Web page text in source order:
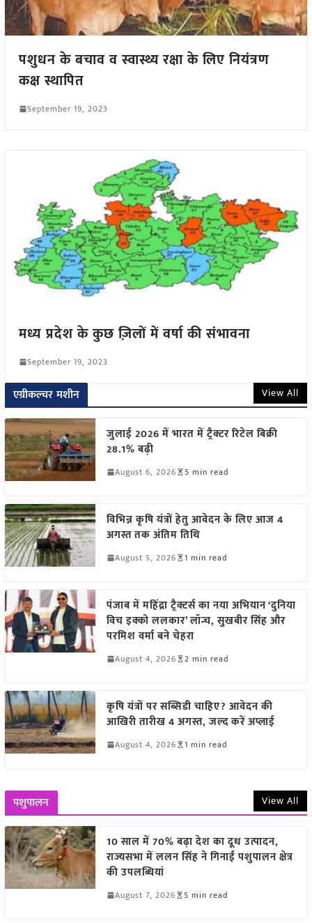
पशुधन के बचाव व स्वास्थ्य रक्षा के लिए नियंत्रण
कक्ष स्थापित
September 19, 2023
मध्य प्रदेश के कुछ ज़िलों में वर्षा की संभावना
September 19, 2023
एग्रीकल्चर मशीन View All
जुलाई 2026 में भारत में ट्रैक्टर रिटेल बिक्री
28.1% बढ़ी
August 6, 2026 5 min read
विभिन्न कृषि यंत्रों हेतु आवेदन के लिए आज 4
अगस्त तक अंतिम तिथि
August 5, 2026 1 min read
पंजाब में महिंद्रा ट्रैक्टर्स का नया अभियान ‘दुनिया
विच इक्को ललकार’ लॉन्च, सुखबीर सिंह और
परमिश वर्मा बने चेहरा
August 4, 2026 2 min read
कृषि यंत्रों पर सब्सिडी चाहिए? आवेदन की
आखिरी तारीख 4 अगस्त, जल्द करें अप्लाई
August 4, 2026 1 min read
पशुपालन View All
10 साल में 70% बढ़ा देश का दूध उत्पादन,
राज्यसभा में ललन सिंह ने गिनाईं पशुपालन क्षेत्र
की उपलब्धियां
August 7, 2026 5 min read